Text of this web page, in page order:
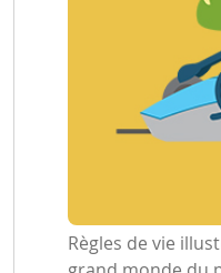
Règles de vie